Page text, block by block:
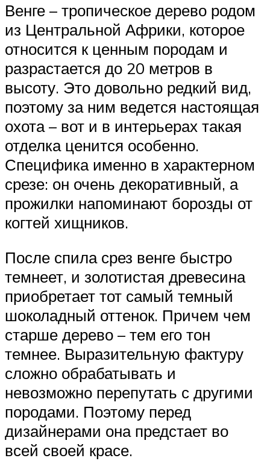
Венге – тропическое дерево родом
из Центральной Африки, которое
относится к ценным породам и
разрастается до 20 метров в
высоту. Это довольно редкий вид,
поэтому за ним ведется настоящая
охота – вот и в интерьерах такая
отделка ценится особенно.
Специфика именно в характерном
срезе: он очень декоративный, а
прожилки напоминают борозды от
когтей хищников.
После спила срез венге быстро
темнеет, и золотистая древесина
приобретает тот самый темный
шоколадный оттенок. Причем чем
старше дерево – тем его тон
темнее. Выразительную фактуру
сложно обрабатывать и
невозможно перепутать с другими
породами. Поэтому перед
дизайнерами она предстает во
всей своей красе.